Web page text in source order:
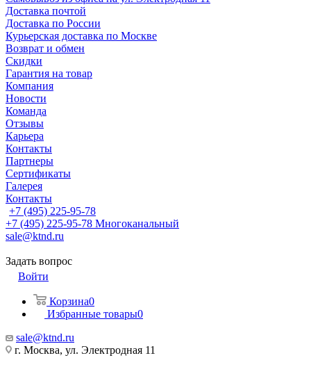
Доставка почтой
Доставка по России
Курьерская доставка по Москве
Возврат и обмен
Скидки
Гарантия на товар
Компания
Новости
Команда
Отзывы
Карьера
Контакты
Партнеры
Сертификаты
Галерея
Контакты
+7 (495) 225-95-78
+7 (495) 225-95-78 Многоканальный
sale@ktnd.ru
Задать вопрос
Войти
Корзина0
Избранные товары0
sale@ktnd.ru
г. Москва, ул. Электродная 11